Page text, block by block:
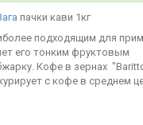
пачки кави 1кг
подходящим для
его тонким фруктовым
Кофе в зернах
с кофе в среднем